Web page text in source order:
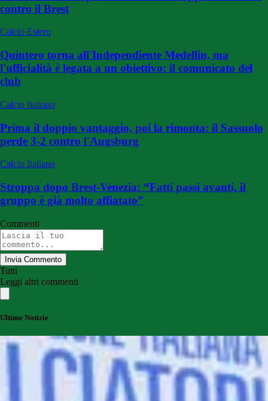
contro il Brest
Calcio Estero
Quintero torna all'Independiente Medellin, ma
l'ufficialità è legata a un obiettivo: il comunicato del
club
Calcio Italiano
Prima il doppio vantaggio, poi la rimonta: il Sassuolo
perde 3-2 contro l'Augsburg
Calcio Italiano
Stroppa dopo Brest-Venezia: “Fatti passi avanti, il
gruppo è già molto affiatato”
Commenti
Invia Commento
Tutti
Leggi altri commenti
Ultime Notizie